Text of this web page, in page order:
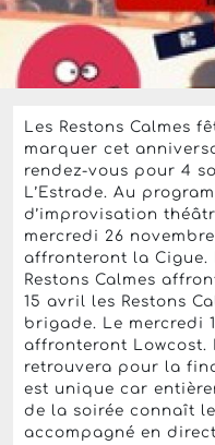
11,75 Euros
Réserver une place
Toutes les dates
Les Restons Calmes
marquer cet
rendez-vous pour 4
L’Estrade. Au
d’improvisation
mercredi 26
affronteront la Cigue.
Restons Calmes
15 avril les Restons
brigade. Le mercredi
affronteront Lowcost.
retrouvera pour la
est unique car
de la soirée connaît
accompagné en